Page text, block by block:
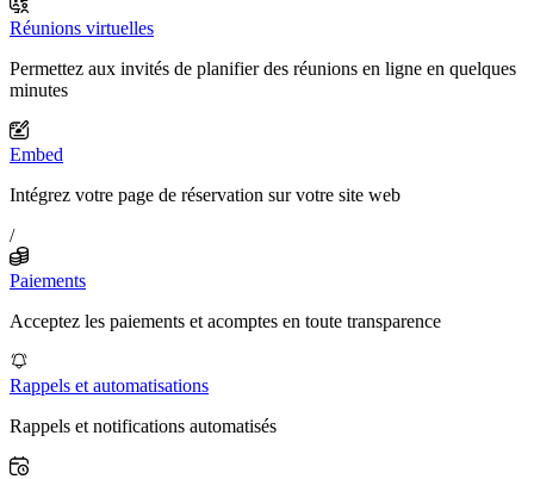
Réunions virtuelles
Permettez aux invités de planifier des réunions en ligne en quelques
minutes
Embed
Intégrez votre page de réservation sur votre site web
/
Paiements
Acceptez les paiements et acomptes en toute transparence
Rappels et automatisations
Rappels et notifications automatisés